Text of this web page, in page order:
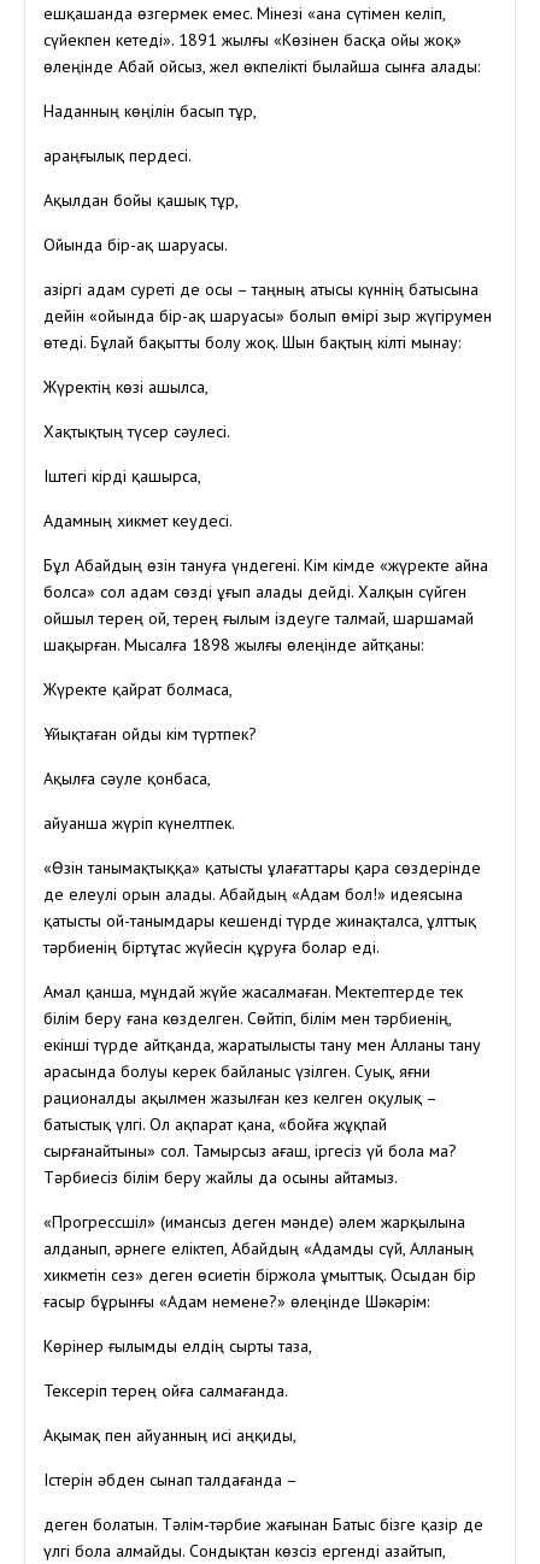
ешқашанда өзгермек емес. Мінезі «ана сүтімен келіп,
сүйекпен кетеді». 1891 жылғы «Көзінен басқа ойы жоқ»
өлеңінде Абай ойсыз, жел өкпелікті былайша сынға алады:
Наданның көңілін басып тұр,
Қараңғылық пердесі.
Ақылдан бойы қашық тұр,
Ойында бір-ақ шаруасы.
Қазіргі адам суреті де осы – таңның атысы күннің батысына
дейін «ойында бір-ақ шаруасы» болып өмірі зыр жүгірумен
өтеді. Бұлай бақытты болу жоқ. Шын бақтың кілті мынау:
Жүректің көзі ашылса,
Хақтықтың түсер сәулесі.
Іштегі кірді қашырса,
Адамның хикмет кеудесі.
Бұл Абайдың өзін тануға үндегені. Кім кімде «жүректе айна
болса» сол адам сөзді ұғып алады дейді. Халқын сүйген
ойшыл терең ой, терең ғылым іздеуге талмай, шаршамай
шақырған. Мысалға 1898 жылғы өлеңінде айтқаны:
Жүректе қайрат болмаса,
Ұйықтаған ойды кім түртпек?
Ақылға сәуле қонбаса,
Қайуанша жүріп күнелтпек.
«Өзін танымақтыққа» қатысты ұлағаттары қара сөздерінде
де елеулі орын алады. Абайдың «Адам бол!» идеясына
қатысты ой-танымдары кешенді түрде жинақталса, ұлттық
тәрбиенің біртұтас жүйесін құруға болар еді.
Амал қанша, мұндай жүйе жасалмаған. Мектептерде тек
білім беру ғана көзделген. Сөйтіп, білім мен тәрбиенің,
екінші түрде айтқанда, жаратылысты тану мен Алланы тану
арасында болуы керек байланыс үзілген. Суық, яғни
рационалды ақылмен жазылған кез келген оқулық –
батыстық үлгі. Ол ақпарат қана, «бойға жұқпай
сырғанайтыны» сол. Тамырсыз ағаш, іргесіз үй бола ма?
Тәрбиесіз білім беру жайлы да осыны айтамыз.
«Прогрессшіл» (имансыз деген мәнде) әлем жарқылына
алданып, әрнеге еліктеп, Абайдың «Адамды сүй, Алланың
хикметін сез» деген өсиетін біржола ұмыттық. Осыдан бір
ғасыр бұрынғы «Адам немене?» өлеңінде Шәкәрім:
Көрінер ғылымды елдің сырты таза,
Тексеріп терең ойға салмағанда.
Ақымақ пен айуанның исі аңқиды,
Істерін әбден сынап талдағанда –
деген болатын. Тәлім-тәрбие жағынан Батыс бізге қазір де
үлгі бола алмайды. Сондықтан көзсіз ергенді азайтып,